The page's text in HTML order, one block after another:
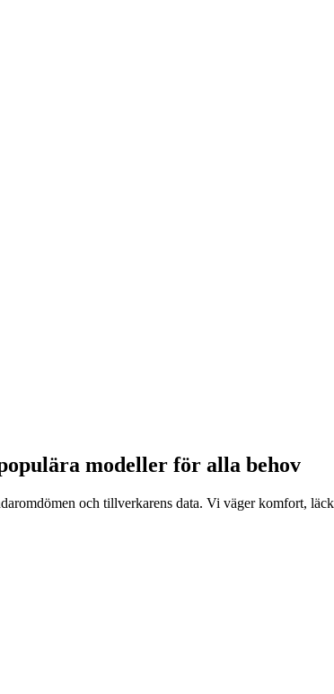
modeller för alla behov
och tillverkarens data. Vi väger komfort,